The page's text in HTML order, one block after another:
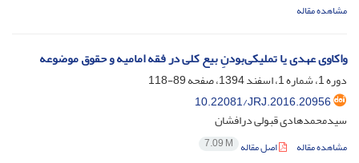
مشاهده مقاله
واکاوی عهدی یا تملیکی‌بودنِ بیع کلی در فقه امامیه و حقوق موضوعه
دوره 1، شماره 1، اسفند 1394، صفحه
89-118
10.22081/JRJ.2016.20956
سیدمحمدهادی قبولی درافشان
مشاهده مقاله اصل مقاله 7.09 M